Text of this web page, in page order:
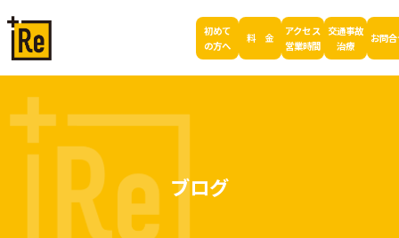
初めて
の方へ
料 金
アクセス
営業時間
交通事故
治療
お問
ブログ